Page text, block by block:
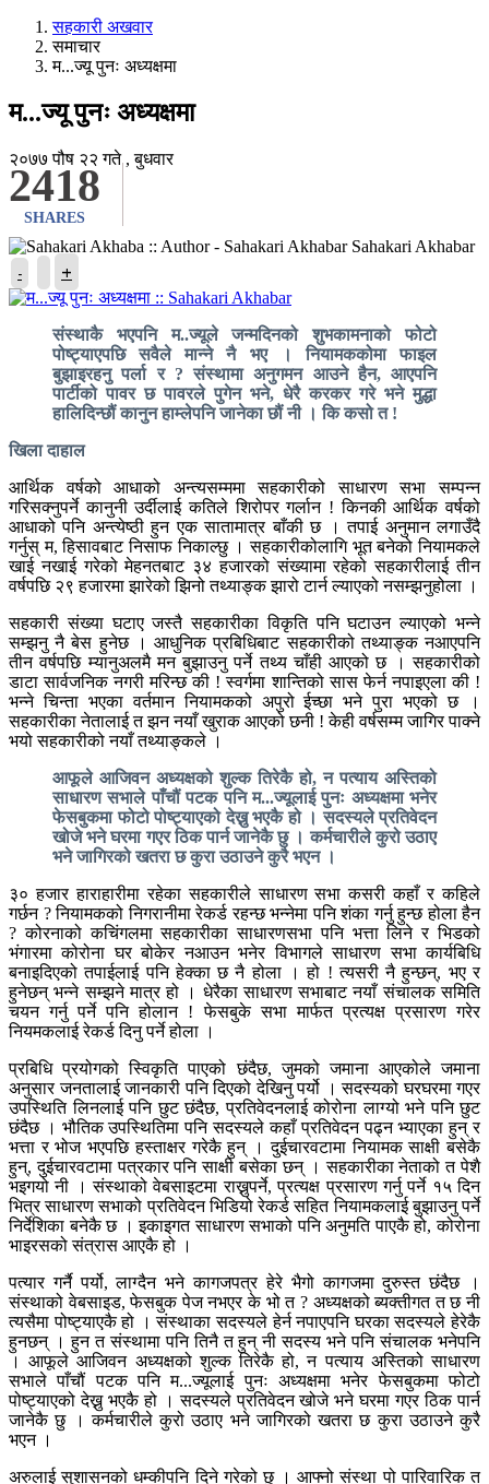
सहकारी अखवार
समाचार
म...ज्यू पुनः अध्यक्षमा
म...ज्यू पुनः अध्यक्षमा
2418
SHARES
२०७७ पौष २२ गते , बुधवार
Sahakari Akhabar
- +
संस्थाकै भएपनि म..ज्यूले जन्मदिनको शुभकामनाको फोटो
पोष्ट्याएपछि सवैले मान्ने नै भए । नियामककोमा फाइल
बुझाइरहनु पर्ला र ? संस्थामा अनुगमन आउने हैन, आएपनि
पार्टीको पावर छ पावरले पुगेन भने, धेरै करकर गरे भने मुद्धा
हालिदिन्छौं कानुन हाम्लेपनि जानेका छौं नी । कि कसो त !
खिला दाहाल
आर्थिक वर्षको आधाको अन्त्यसम्ममा सहकारीको साधारण सभा सम्पन्न
गरिसक्नुपर्ने कानुनी उर्दीलाई कतिले शिरोपर गर्लान ! किनकी आर्थिक वर्षको
आधाको पनि अन्त्येष्ठी हुन एक सातामात्र बाँकी छ । तपाई अनुमान लगाउँदै
गर्नुस् म, हिसावबाट निसाफ निकाल्छु । सहकारीकोलागि भूत बनेको नियामकले
खाई नखाई गरेको मेहनतबाट ३४ हजारको संख्यामा रहेको सहकारीलाई तीन
वर्षपछि २९ हजारमा झारेको झिनो तथ्याङ्क झारो टार्न ल्याएको नसम्झनुहोला ।
सहकारी संख्या घटाए जस्तै सहकारीका विकृति पनि घटाउन ल्याएको भन्ने
सम्झनु नै बेस हुनेछ । आधुनिक प्रबिधिबाट सहकारीको तथ्याङ्क नआएपनि
तीन वर्षपछि म्यानुअलमै मन बुझाउनु पर्ने तथ्य चाँही आएको छ । सहकारीको
डाटा सार्वजनिक नगरी मरिन्छ की ! स्वर्गमा शान्तिको सास फेर्न नपाइएला की !
भन्ने चिन्ता भएका वर्तमान नियामकको अपुरो ईच्छा भने पुरा भएको छ ।
सहकारीका नेतालाई त झन नयाँ खुराक आएको छनी ! केही वर्षसम्म जागिर पाक्ने
भयो सहकारीको नयाँ तथ्याङ्कले ।
आफूले आजिवन अध्यक्षको शुल्क तिरेकै हो, न पत्याय अस्तिको
साधारण सभाले पाँचौं पटक पनि म...ज्यूलाई पुनः अध्यक्षमा भनेर
फेसबुकमा फोटो पोष्ट्याएको देख्नु भएकै हो । सदस्यले प्रतिवेदन
खोजे भने घरमा गएर ठिक पार्न जानेकै छु । कर्मचारीले कुरो उठाए
भने जागिरको खतरा छ कुरा उठाउने कुरै भएन ।
३० हजार हाराहारीमा रहेका सहकारीले साधारण सभा कसरी कहाँ र कहिले
गर्छन ? नियामकको निगरानीमा रेकर्ड रहन्छ भन्नेमा पनि शंका गर्नु हुन्छ होला हैन
? कोरनाको कचिंगलमा सहकारीका साधारणसभा पनि भत्ता लिने र भिडको
भंगारमा कोरोना घर बोकेर नआउन भनेर विभागले साधारण सभा कार्यबिधि
बनाइदिएको तपाईलाई पनि हेक्का छ नै होला । हो ! त्यसरी नै हुन्छन्, भए र
हुनेछन् भन्ने सम्झने मात्र हो । धेरैका साधारण सभाबाट नयाँ संचालक समिति
चयन गर्नु पर्ने पनि होलान ! फेसबुके सभा मार्फत प्रत्यक्ष प्रसारण गरेर
नियमकलाई रेकर्ड दिनु पर्ने होला ।
प्रबिधि प्रयोगको स्विकृति पाएको छंदैछ, जुमको जमाना आएकोले जमाना
अनुसार जनतालाई जानकारी पनि दिएको देखिनु पर्यो । सदस्यको घरघरमा गएर
उपस्थिति लिनलाई पनि छुट छंदैछ, प्रतिवेदनलाई कोरोना लाग्यो भने पनि छुट
छंदैछ । भौतिक उपस्थितिमा पनि सदस्यले कहाँ प्रतिवेदन पढ्न भ्याएका हुन् र
भत्ता र भोज भएपछि हस्ताक्षर गरेकै हुन् । दुईचारवटामा नियामक साक्षी बसेकै
हुन्, दुईचारवटामा पत्रकार पनि साक्षी बसेका छन् । सहकारीका नेताको त पेशै
भइगयो नी । संस्थाको वेबसाइटमा राख्नुपर्ने, प्रत्यक्ष प्रसारण गर्नु पर्ने १५ दिन
भित्र साधारण सभाको प्रतिवेदन भिडियो रेकर्ड सहित नियामकलाई बुझाउनु पर्ने
निर्देशिका बनेकै छ । इकाइगत साधारण सभाको पनि अनुमति पाएकै हो, कोरोना
भाइरसको संत्रास आएकै हो ।
पत्यार गर्नै पर्यो, लाग्दैन भने कागजपत्र हेरे भैगो कागजमा दुरुस्त छंदैछ ।
संस्थाको वेबसाइड, फेसबुक पेज नभएर के भो त ? अध्यक्षको ब्यक्तीगत त छ नी
त्यसैमा पोष्ट्याएकै हो । संस्थाका सदस्यले हेर्न नपाएपनि घरका सदस्यले हेरेकै
हुनछन् । हुन त संस्थामा पनि तिनै त हुन् नी सदस्य भने पनि संचालक भनेपनि
। आफूले आजिवन अध्यक्षको शुल्क तिरेकै हो, न पत्याय अस्तिको साधारण
सभाले पाँचौं पटक पनि म...ज्यूलाई पुनः अध्यक्षमा भनेर फेसबुकमा फोटो
पोष्ट्याएको देख्नु भएकै हो । सदस्यले प्रतिवेदन खोजे भने घरमा गएर ठिक पार्न
जानेकै छु । कर्मचारीले कुरो उठाए भने जागिरको खतरा छ कुरा उठाउने कुरै
भएन ।
अरुलाई सुशासनको धम्कीपनि दिने गरेको छु । आफ्नो संस्था पो पारिवारिक त